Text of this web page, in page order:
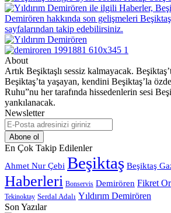
About
Artık Beşiktaşlı sessiz kalmayacak.
Beşiktaş’ta yaşayan, kendini Beşiktaş’la
Ruhu”nu her tarafında hissedenlerin sesi
yankılanacak.
Newsletter
E-
Posta
adresinizi
giriniz
En Çok Takip Edilenler
Ahmet Nur Çebi Beşiktaş Beşiktaş
Haberleri Bonservis Demirören Fikret
Tekinoktay Serdal Adalı Yıldırım Demirören
Son Yazılar